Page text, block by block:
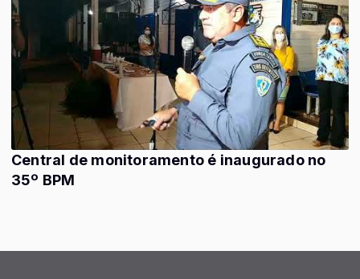
Central de monitoramento é inaugurado no
35º BPM